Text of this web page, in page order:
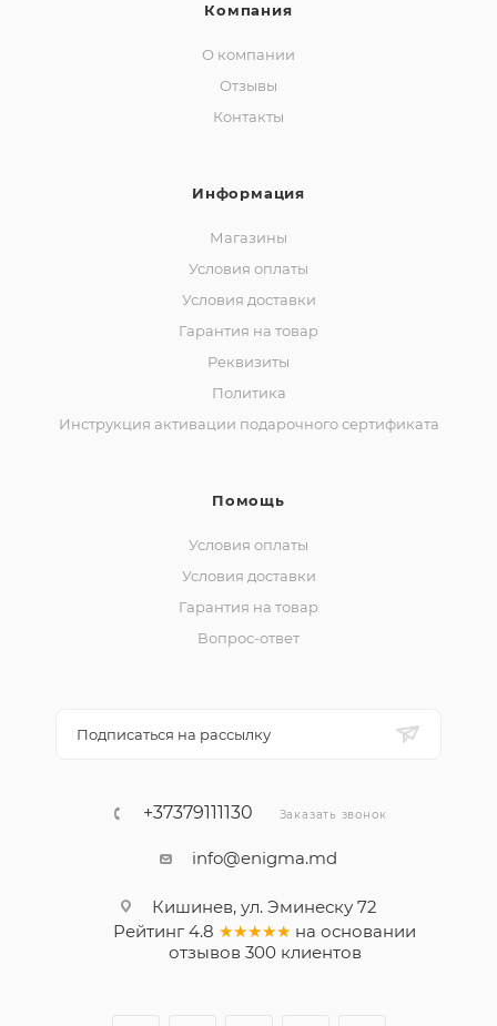
Компания
О компании
Отзывы
Контакты
Информация
Магазины
Условия оплаты
Условия доставки
Гарантия на товар
Реквизиты
Политика
Инструкция активации подарочного сертификата
Помощь
Условия оплаты
Условия доставки
Гарантия на товар
Вопрос-ответ
Подписаться на рассылку
+37379111130 Заказать звонок
info@enigma.md
Кишинев, ул. Эминеску 72
Рейтинг 4.8 ★★★★★ на основании
отзывов 300клиентов